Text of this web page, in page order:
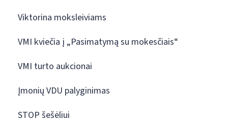
Viktorina moksleiviams
VMI kviečia į „Pasimatymą su mokesčiais“
VMI turto aukcionai
Įmonių VDU palyginimas
STOP šešėliui